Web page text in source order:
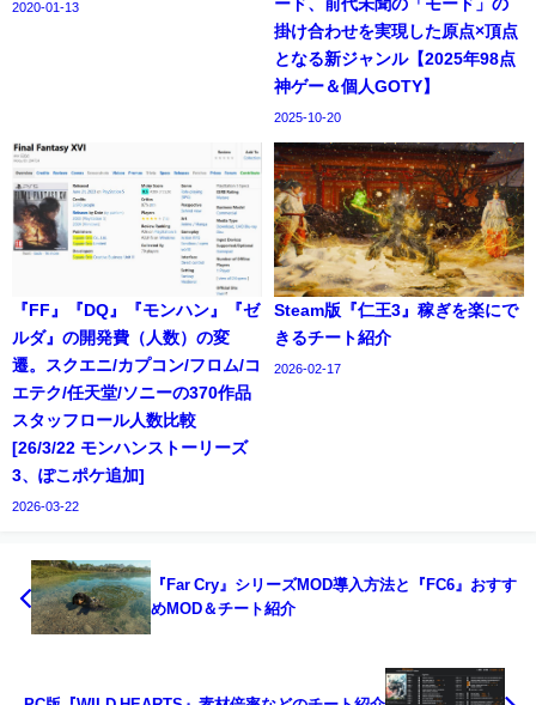
2020-01-13
掛け合わせを実現した原点×頂点
となる新ジャンル【2025年98点
神ゲー＆個人GOTY】
2025-10-20
『FF』『DQ』『モンハン』『ゼ
ルダ』の開発費（人数）の変
遷。スクエニ/カプコン/フロム/コ
エテク/任天堂/ソニーの370作品
スタッフロール人数比較
[26/3/22 モンハンストーリーズ
3、ぽこポケ追加]
2026-03-22
Steam版『仁王3』稼ぎを楽にで
きるチート紹介
2026-02-17
『Far Cry』シリーズMOD導入方法と『FC6』おすす
めMOD＆チート紹介